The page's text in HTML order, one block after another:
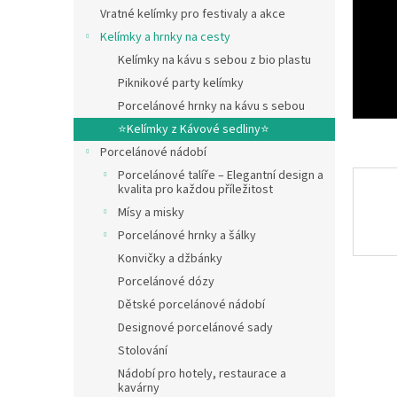
Vratné kelímky pro festivaly a akce
Kelímky a hrnky na cesty
Kelímky na kávu s sebou z bio plastu
Piknikové party kelímky
Porcelánové hrnky na kávu s sebou
⭐Kelímky z Kávové sedliny⭐
Porcelánové nádobí
Porcelánové talíře – Elegantní design a
kvalita pro každou příležitost
Mísy a misky
Porcelánové hrnky a šálky
Konvičky a džbánky
Porcelánové dózy
Dětské porcelánové nádobí
Designové porcelánové sady
Stolování
Nádobí pro hotely, restaurace a
kavárny